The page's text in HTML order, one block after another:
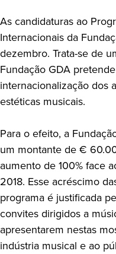
As candidaturas ao
Internacionais da
dezembro. Trata-se de
Fundação GDA
internacionalização dos
estéticas musicais.
Para o efeito, a
um montante de €
aumento de 100% face
2018. Esse acréscimo
programa é justificada
convites dirigidos a
apresentarem nestas
indústria musical e ao